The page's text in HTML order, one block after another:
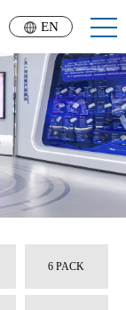
EN
6 PACK